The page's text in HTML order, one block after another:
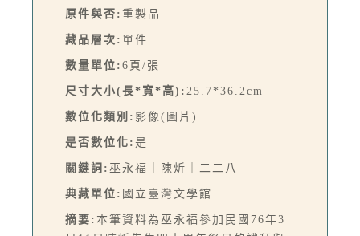
原件與否: 重製品
藏品層次: 單件
數量單位: 6頁/張
尺寸大小(長*寬*高): 25.7*36.2cm
數位化類別: 影像(圖片)
是否數位化: 是
關鍵詞: 巫永福｜陳炘｜二二八
典藏單位: 國立臺灣文學館
摘要: 本筆資料為巫永福參加民國76年3